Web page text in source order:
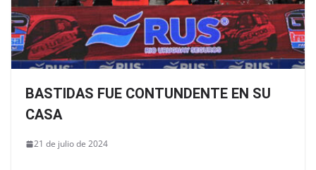
BASTIDAS FUE CONTUNDENTE EN SU
CASA
21 de julio de 2024